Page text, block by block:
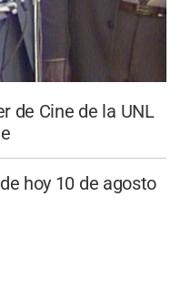
de Cine de la UNL
hoy 10 de agosto